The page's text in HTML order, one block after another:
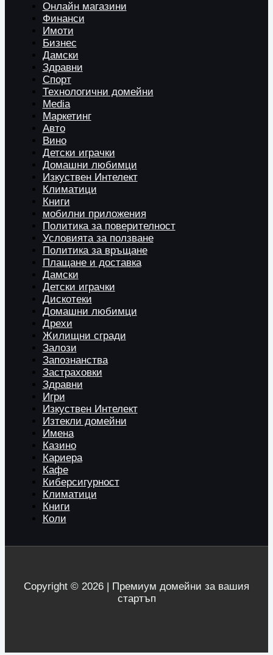
Онлайн магазини
Финанси
Имоти
Бизнес
Дамски
Здравни
Спорт
Технологични домейни
Media
Маркетинг
Авто
Вино
Детски играчки
Домашни любимци
Изкуствен Интелект
Климатици
Книги
мобилни приложения
Политика за поверителност
Условията за ползване
Политика за връщане
Плащане и доставка
Дамски
Детски играчки
Дискотеки
Домашни любимци
Дрехи
Жилищни сгради
Залози
Запознанства
Застраховки
Здравни
Игри
Изкуствен Интелект
Изтекли домейни
Имена
Казино
Кариера
Кафе
Киберсигурност
Климатици
Книги
Коли
Copyright © 2026 | Премиум домейни за вашия
стартъп